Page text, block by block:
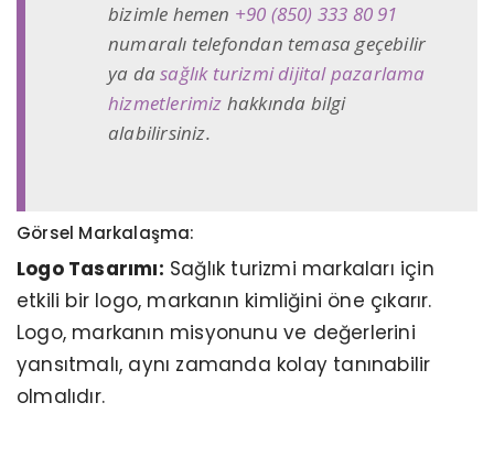
bizimle hemen +90 (850) 333 80 91
numaralı telefondan temasa geçebilir
ya dasağlık turizmi dijital pazarlama
hizmetlerimiz hakkında bilgi
alabilirsiniz.
Görsel Markalaşma:
Logo Tasarımı: Sağlık turizmi markaları için
etkili bir logo, markanın kimliğini öne çıkarır.
Logo, markanın misyonunu ve değerlerini
yansıtmalı, aynı zamanda kolay tanınabilir
olmalıdır.